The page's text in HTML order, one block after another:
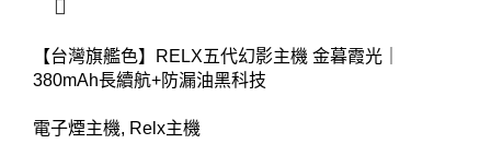
【台灣旗艦色】RELX五代幻影主機 金暮霞光｜
380mAh長續航+防漏油黑科技
電子煙主機, Relx主機